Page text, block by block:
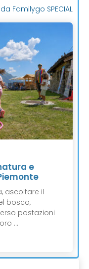
da Familygo SPECIAL
e
ascoltare il
bosco,
postazioni
...